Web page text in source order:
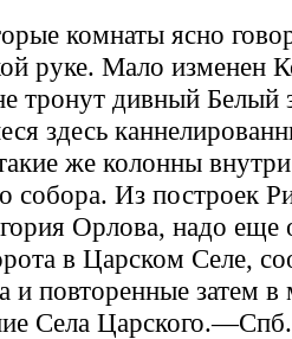
комнаты ясно
руке. Мало изменен
тронут дивный Белый
здесь
же колонны
собора. Из построек
Орлова, надо еще
в Царском Селе,
и повторенные затем
Села